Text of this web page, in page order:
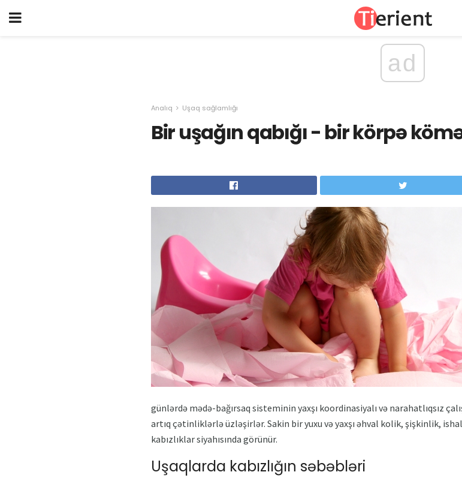
ad
Analıq Uşaq sağlamlığı
Bir uşağın qabığı - bir körpə
günlərdə mədə-bağırsaq sisteminin yaxşı koordinasiyalı və narahatlıqsız
artıq çətinliklərlə üzləşirlər. Sakin bir yuxu və yaxşı əhval kolik, şişkinlik,
kabızlıklar siyahısında görünür.
Uşaqlarda kabızlığın səbəbləri